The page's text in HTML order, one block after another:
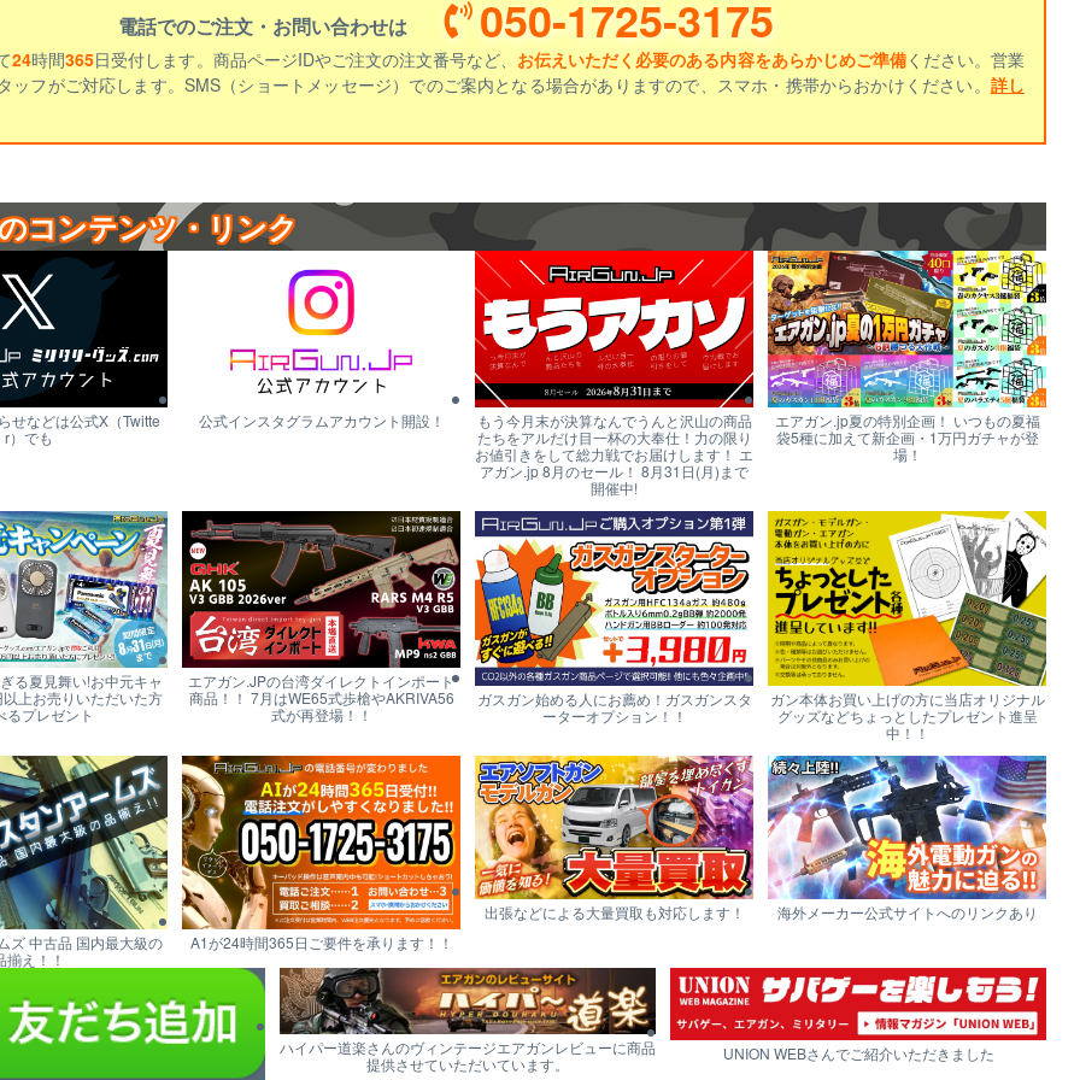
電話でのご注文・お問い合わせは 050-1725-3175
24時間365日受付します。商品ページIDやご注文の注文番号など、 お伝えいただく必要のある内容をあらかじめご準備ください。営業
ッフがご対応します。SMS（ショートメッセージ）でのご案内となる場合がありますので、スマホ・携帯からおかけください。 詳し
コンテンツ・リンク
せなどは公式X（Twitte
r）でも
公式インスタグラムアカウント開設！
もう今月末が決算なんでうんと沢山の商品
たちをアルだけ目一杯の大奉仕！力の限り
お値引きをして総力戦でお届けします！ エ
アガン.jp 8月のセール！ 8月31日(月)まで
開催中!
エアガン.jp夏の特別企画！ いつもの夏福
袋5種に加えて新企画・1万円ガチャが登
場！
る夏見舞い!お中元キャ
上お売りいただいた方
るプレゼント
エアガン.JPの台湾ダイレクトインポート
商品！！ 7月はWE65式歩槍やAKRIVA56
式が再登場！！
ガスガン始める人にお薦め！ガスガンスタ
ーターオプション！！
ガン本体お買い上げの方に当店オリジナル
グッズなどちょっとしたプレゼント進呈
中！！
ズ 中古品 国内最大級の
揃え！！
A1が24時間365日ご要件を承ります！！
出張などによる大量買取も対応します！ 海外メーカー公式サイトへのリンクあり
ハイパー道楽さんのヴィンテージエアガンレビューに商品
提供させていただいています。
UNION WEBさんでご紹介いただきました